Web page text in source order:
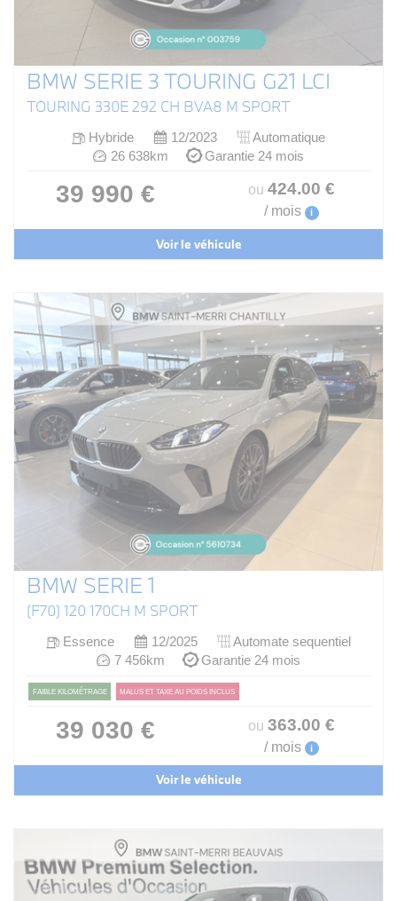
BMW SERIE 3 TOURING G21 LCI
TOURING 330E 292 CH BVA8 M SPORT
Hybride 12/2023
Automatique
26 638km
Garantie 24 mois
39 990 € ou 424.00 €
/ mois i
Voir le véhicule
BMW SERIE 1
(F70) 120 170CH M SPORT
Essence 12/2025
Automate sequentiel
7 456km
Garantie 24 mois
FAIBLE KILOMÉTRAGE MALUS ET TAXE AU POIDS INCLUS
39 030 € ou 363.00 €
/ mois i
Voir le véhicule